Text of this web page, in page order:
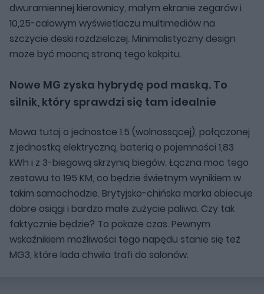
dwuramiennej kierownicy, małym ekranie zegarów i
10,25-calowym wyświetlaczu multimediów na
szczycie deski rozdzielczej. Minimalistyczny design
może być mocną stroną tego kokpitu.
Nowe MG zyska hybrydę pod maską. To
silnik, który sprawdzi się tam idealnie
Mowa tutaj o jednostce 1.5 (wolnossącej), połączonej
z jednostką elektryczną, baterią o pojemności 1,83
kWh i z 3-biegową skrzynią biegów. Łączna moc tego
zestawu to 195 KM, co będzie świetnym wynikiem w
takim samochodzie. Brytyjsko-chińska marka obiecuje
dobre osiągi i bardzo małe zużycie paliwa. Czy tak
faktycznie będzie? To pokaże czas. Pewnym
wskaźnikiem możliwości tego napędu stanie się też
MG3, które lada chwila trafi do salonów.